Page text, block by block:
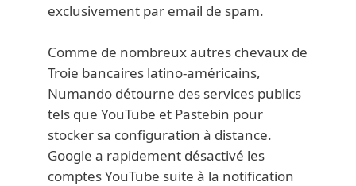
exclusivement par email de spam.
Comme de nombreux autres chevaux de
Troie bancaires latino-américains,
Numando détourne des services publics
tels que YouTube et Pastebin pour
stocker sa configuration à distance.
Google a rapidement désactivé les
comptes YouTube suite à la notification